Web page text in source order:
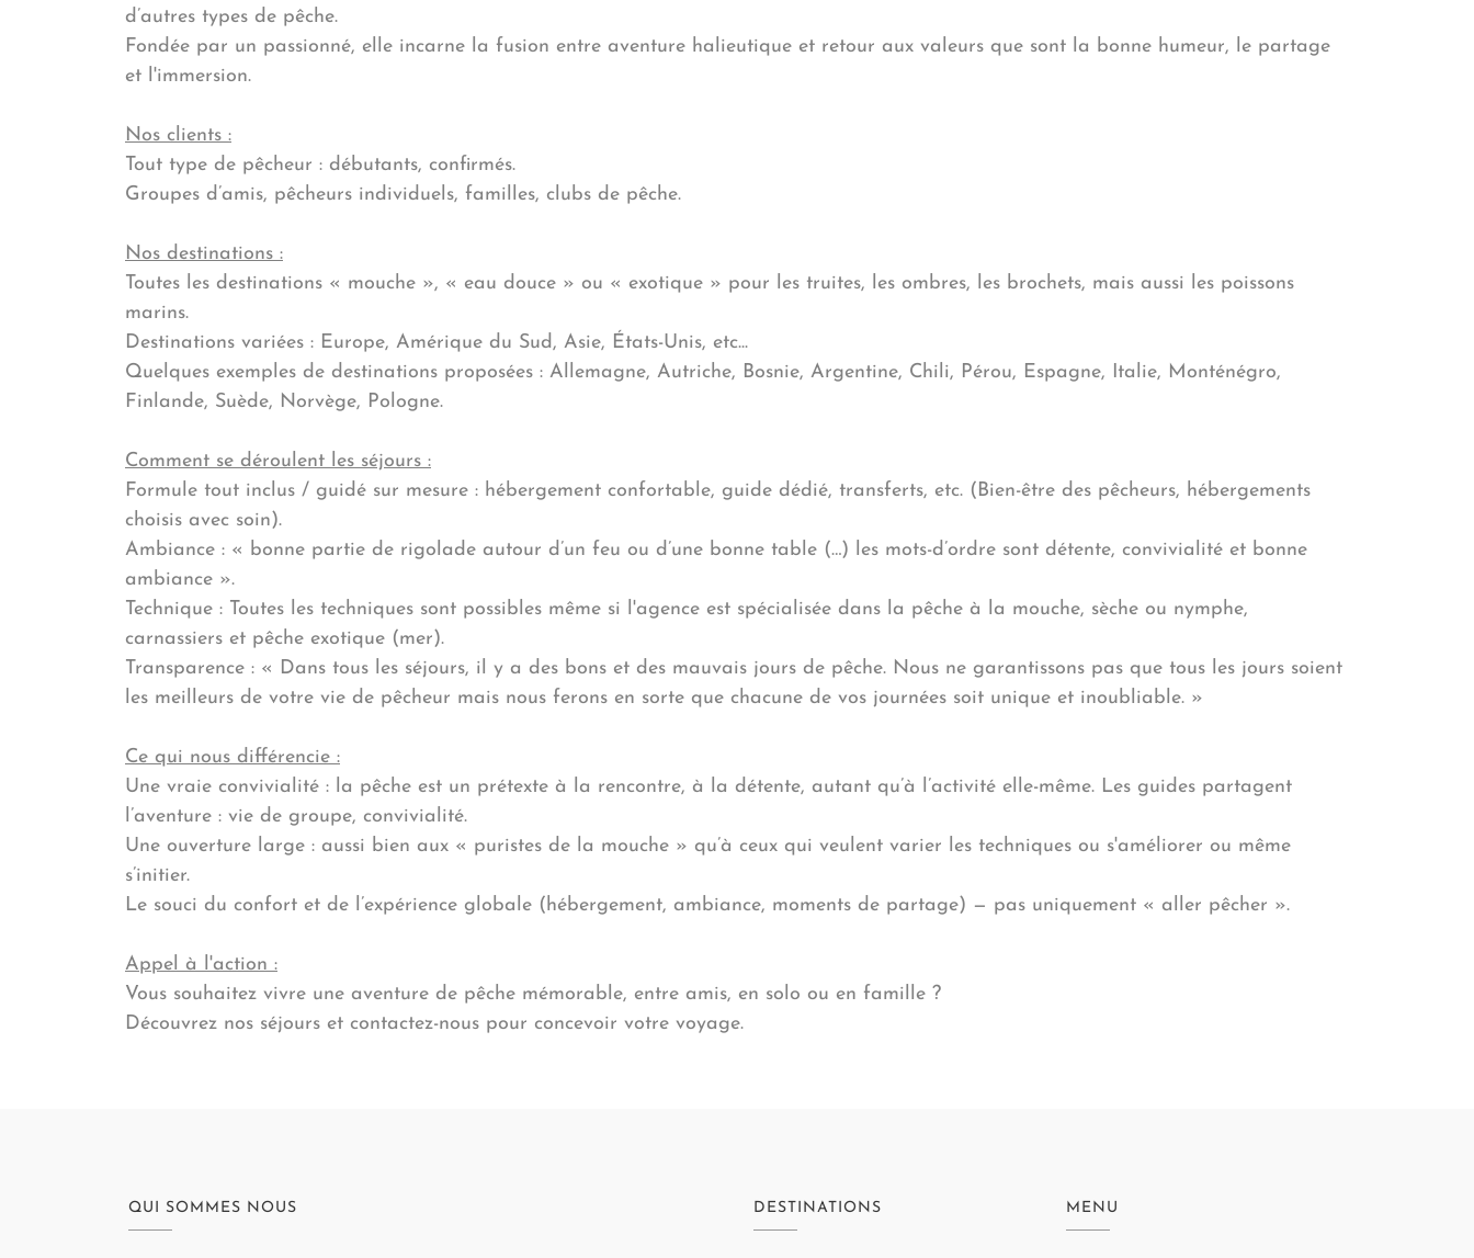
d’autres types de pêche.
Fondée par un passionné, elle incarne la fusion entre aventure halieutique et retour aux valeurs que sont la bonne humeur, le partage
et l'immersion.
Nos clients :
Tout type de pêcheur : débutants, confirmés.
Groupes d’amis, pêcheurs individuels, familles, clubs de pêche.
Nos destinations :
Toutes les destinations « mouche », « eau douce » ou « exotique » pour les truites, les ombres, les brochets, mais aussi les poissons
marins.
Destinations variées : Europe, Amérique du Sud, Asie, États-Unis, etc...
Quelques exemples de destinations proposées : Allemagne, Autriche, Bosnie, Argentine, Chili, Pérou, Espagne, Italie, Monténégro,
Finlande, Suède, Norvège, Pologne.
Comment se déroulent les séjours :
Formule tout inclus / guidé sur mesure : hébergement confortable, guide dédié, transferts, etc. (Bien-être des pêcheurs, hébergements
choisis avec soin).
Ambiance : « bonne partie de rigolade autour d’un feu ou d’une bonne table (…) les mots-d’ordre sont détente, convivialité et bonne
ambiance ».
Technique : Toutes les techniques sont possibles même si l'agence est spécialisée dans la pêche à la mouche, sèche ou nymphe,
carnassiers et pêche exotique (mer).
Transparence : « Dans tous les séjours, il y a des bons et des mauvais jours de pêche. Nous ne garantissons pas que tous les jours soient
les meilleurs de votre vie de pêcheur mais nous ferons en sorte que chacune de vos journées soit unique et inoubliable. »
Ce qui nous différencie :
Une vraie convivialité : la pêche est un prétexte à la rencontre, à la détente, autant qu’à l’activité elle-même. Les guides partagent
l’aventure : vie de groupe, convivialité.
Une ouverture large : aussi bien aux « puristes de la mouche » qu’à ceux qui veulent varier les techniques ou s'améliorer ou même
s’initier.
Le souci du confort et de l’expérience globale (hébergement, ambiance, moments de partage) — pas uniquement « aller pêcher ».
Appel à l'action :
Vous souhaitez vivre une aventure de pêche mémorable, entre amis, en solo ou en famille ?
Découvrez nos séjours et contactez-nous pour concevoir votre voyage.
QUI SOMMES NOUS DESTINATIONS MENU